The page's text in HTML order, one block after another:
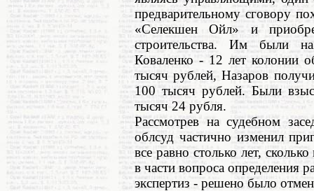
предварительному сговору
«Селекшен Ойл» и
строительства. Им были
Коваленко - 12 лет колонии
тысяч рублей, Назаров
100 тысяч рублей. Были
тысяч 24 рубля.
Рассмотрев на судебном
облсуд частично изменил
все равно столько лет,
в части вопроса определения
экспертиз - решено было